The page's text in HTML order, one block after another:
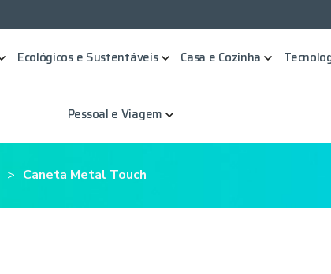
Ecológicos e Sustentáveis Casa e Cozinha
Pessoal e Viagem
Caneta Metal Touch